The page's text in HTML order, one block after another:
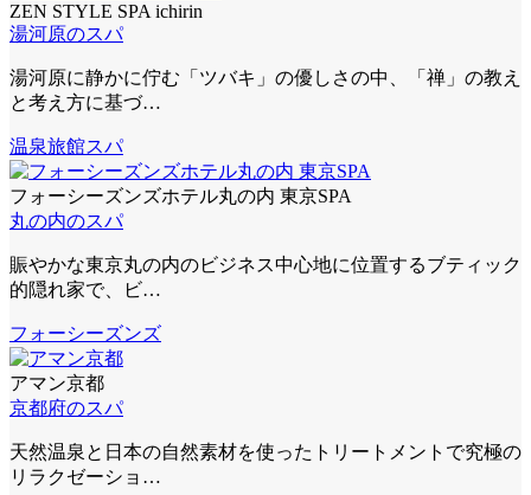
ZEN STYLE SPA ichirin
湯河原のスパ
湯河原に静かに佇む「ツバキ」の優しさの中、「禅」の教え
と考え方に基づ…
温泉旅館スパ
フォーシーズンズホテル丸の内 東京SPA
丸の内のスパ
賑やかな東京丸の内のビジネス中心地に位置するブティック
的隠れ家で、ビ…
フォーシーズンズ
アマン京都
京都府のスパ
天然温泉と日本の自然素材を使ったトリートメントで究極の
リラクゼーショ…